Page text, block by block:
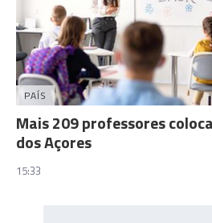
PAÍS
Mais 209 professores
dos Açores
15:33